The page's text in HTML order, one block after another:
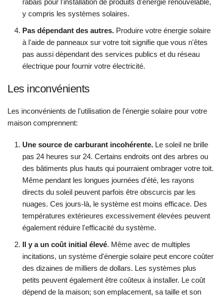
rabais pour l'installation de produits d'énergie renouvelable,
y compris les systèmes solaires.
Pas dépendant des autres. Produire votre énergie solaire
à l'aide de panneaux sur votre toit signifie que vous n'êtes
pas aussi dépendant des services publics et du réseau
électrique pour fournir votre électricité.
Les inconvénients
Les inconvénients de l'utilisation de l'énergie solaire pour votre
maison comprennent:
Une source de carburant incohérente. Le soleil ne brille
pas 24 heures sur 24. Certains endroits ont des arbres ou
des bâtiments plus hauts qui pourraient ombrager votre toit.
Même pendant les longues journées d'été, les rayons
directs du soleil peuvent parfois être obscurcis par les
nuages. Ces jours-là, le système est moins efficace. Des
températures extérieures excessivement élevées peuvent
également réduire l'efficacité du système.
Il y a un coût initial élevé. Même avec de multiples
incitations, un système d'énergie solaire peut encore coûter
des dizaines de milliers de dollars. Les systèmes plus
petits peuvent également être coûteux à installer. Le coût
dépend de la maison; son emplacement, sa taille et son